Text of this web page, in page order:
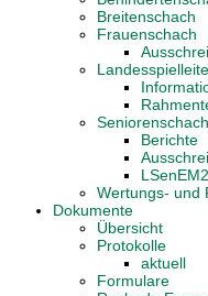
Breitenschach
Frauenschach
Seniorenschach
Berichte
Wertungs- und
Dokumente
Übersicht
Protokolle
aktuell
Formulare